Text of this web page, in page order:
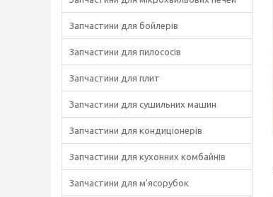
Запчастини для бойлерів
Запчастини для пилососів
Запчастини для плит
Запчастини для сушильних машин
Запчастини для кондиціонерів
Запчастини для кухонних комбайнів
Запчастини для м'ясорубок